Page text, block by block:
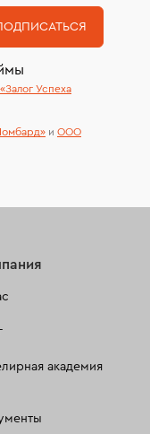
Успеха
и ООО
академия